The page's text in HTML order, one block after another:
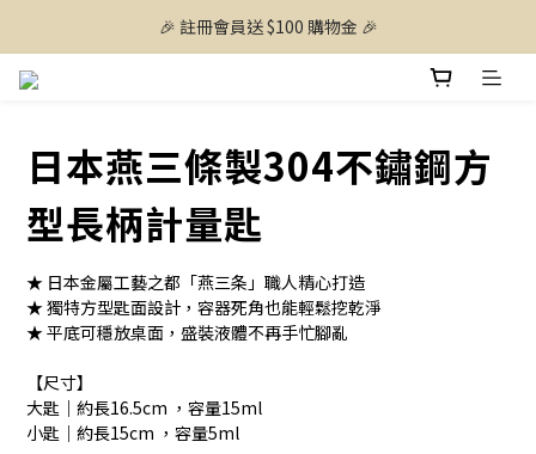
🎉 註冊會員送 $100 購物金 🎉
日本燕三條製304不鏽鋼方
型長柄計量匙
★ 日本金屬工藝之都「燕三条」職人精心打造
★ 獨特方型匙面設計，容器死角也能輕鬆挖乾淨
★ 平底可穩放桌面，盛裝液體不再手忙腳亂
【尺寸】
大匙｜約長16.5cm ，容量15ml
小匙｜約長15cm ，容量5ml